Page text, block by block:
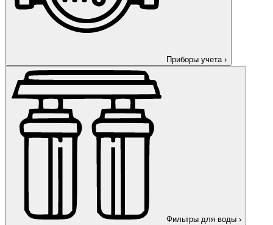
Приборы учета ›
Фильтры для воды ›